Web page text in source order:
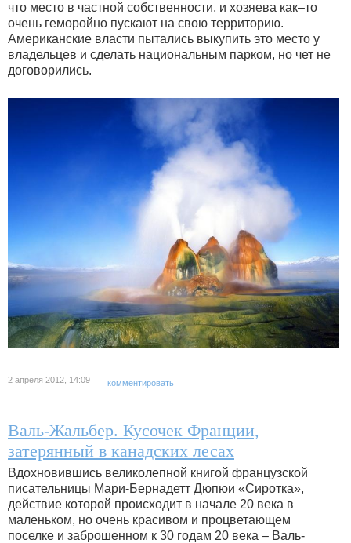
что место в частной собственности, и хозяева как–то
очень геморойно пускают на свою территорию.
Американские власти пытались выкупить это место у
владельцев и сделать национальным парком, но чет не
договорились.
2 апреля 2012, 14:09 комментировать
Валь-Жальбер. Кусочек Франции,
затерянный в канадских лесах
Вдохновившись великолепной книгой французской
писательницы Мари-Бернадетт Дюпюи «Сиротка»,
действие которой происходит в начале 20 века в
маленьком, но очень красивом и процветающем
поселке и заброшенном к 30 годам 20 века – Валь-